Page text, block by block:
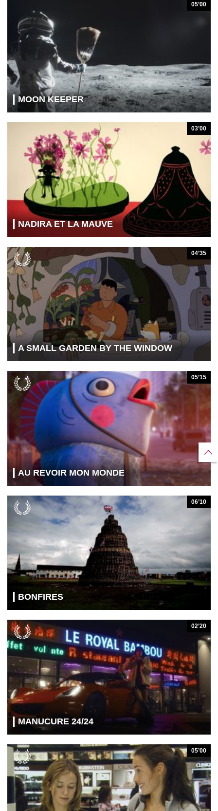
MOON KEEPER
05’00
NADIRA ET LA MAUVE
03’00
A SMALL GARDEN BY THE WINDOW
04’35
AU REVOIR MON MONDE
05’15
BONFIRES
06’10
MANUCURE 24/24
02’20
05’00